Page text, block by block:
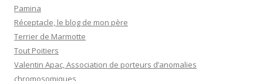
Pamina
Réceptacle, le blog de mon père
Terrier de Marmotte
Tout Poitiers
Valentin Apac, Association de porteurs d’anomalies
chromosomiques